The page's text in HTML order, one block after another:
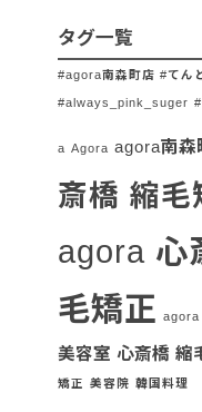
タグ一覧
#agora南森町店 #てん
#always_pink_suger
a Agora agora南森
斎橋 縮毛
agora 心
毛矯正 agora
美容室 心斎橋 縮
矯正 美容院 韓国料理